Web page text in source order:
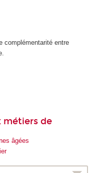
complémentarité entre
métiers de
âgées